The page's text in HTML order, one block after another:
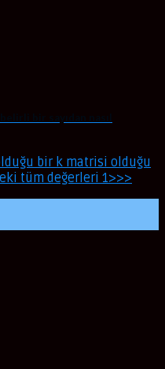
bir k matrisi olduğu
tüm değerleri 1>>>